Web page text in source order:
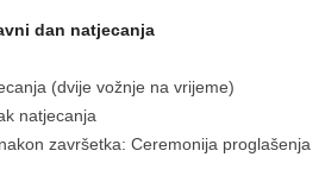
dan natjecanja
(dvije vožnje na vrijeme)
natjecanja
završetka: Ceremonija proglašenja